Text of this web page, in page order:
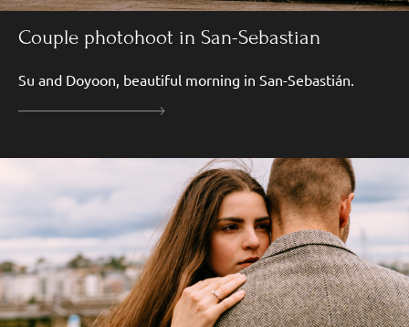
Couple photohoot in San-Sebastian
Su and Doyoon, beautiful morning in San-Sebastián.